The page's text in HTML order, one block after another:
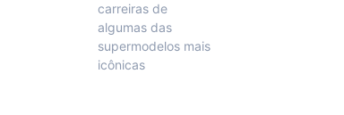
carreiras de
algumas das
supermodelos mais
icônicas